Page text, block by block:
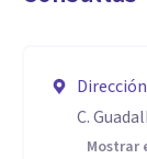
C.
Mostrar